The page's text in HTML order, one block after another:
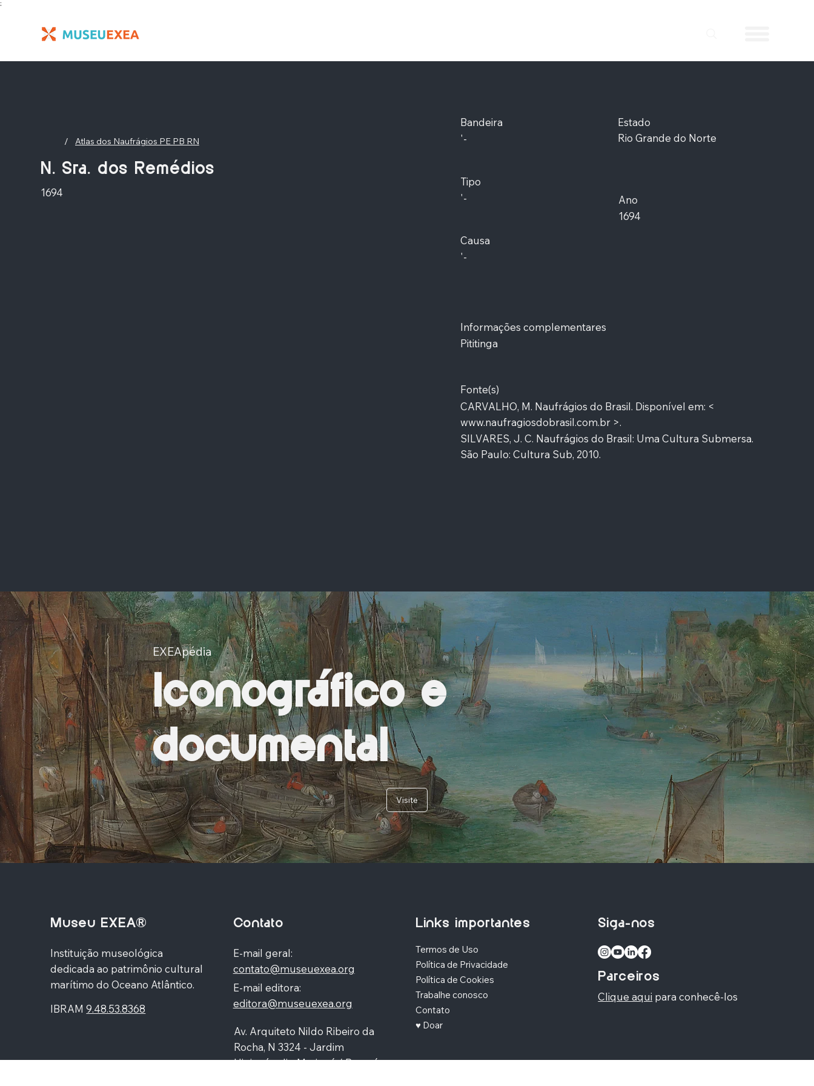
;
/ Atlas dos Naufrágios PE PB RN
N. Sra. dos Remédios
1694
Bandeira
'-
Tipo
'-
Causa
'-
Informações complementares
Pititinga
Fonte(s)
CARVALHO, M. Naufrágios do Brasil. Disponível em: <
www.naufragiosdobrasil.com.br>.
SILVARES, J. C. Naufrágios do Brasil: Uma Cultura Submersa.
São Paulo: Cultura Sub, 2010.
Estado
Rio Grande do Norte
Ano
1694
EXEApédia
Iconográfico e
documental
Visite
Museu EXEA®
Instituição museológica
dedicada ao patrimônio cultural
marítimo do Oceano Atlântico.
IBRAM9.48.53.8368
Contato
E-mail geral:
contato@museuexea.org
E-mail editora:
editora@museuexea.org
Av. Arquiteto Nildo Ribeiro da
Rocha, N 3324 - Jardim
Higienópolis, Maringá / Paraná,
Links importantes
Termos de Uso
Política de Privacidade
Política de Cookies
Trabalhe conosco
Contato
♥ Doar
Siga-nos
Parceiros
Clique aqui para conhecê-los